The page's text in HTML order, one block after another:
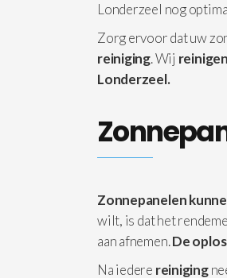
Londerzeel nog
Zorg ervoor dat uw
reiniging. Wij reinigen
Londerzeel.
Zonnepanelen
wilt, is dat het
aan afnemen.De
Na iedere reiniging